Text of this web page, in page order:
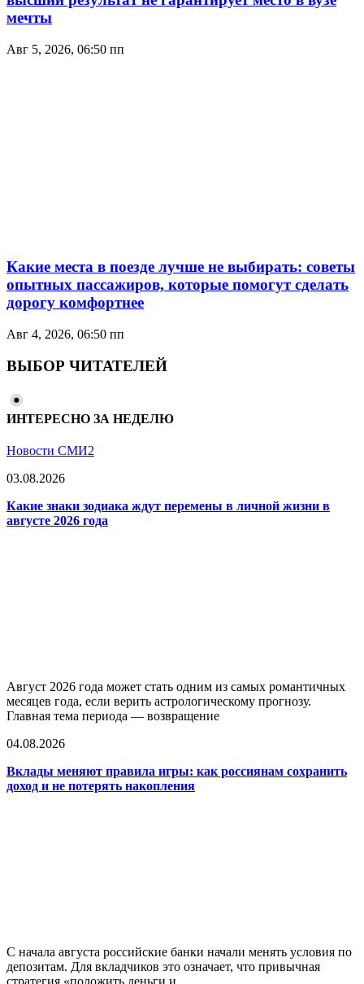
мечты
Авг 5, 2026, 06:50 пп
Какие места в поезде лучше не выбирать: советы
опытных пассажиров, которые помогут сделать
дорогу комфортнее
Авг 4, 2026, 06:50 пп
ВЫБОР ЧИТАТЕЛЕЙ
ИНТЕРЕСНО ЗА НЕДЕЛЮ
Новости СМИ2
03.08.2026
Какие знаки зодиака ждут перемены в личной жизни в
августе 2026 года
Август 2026 года может стать одним из самых романтичных
месяцев года, если верить астрологическому прогнозу.
Главная тема периода — возвращение
04.08.2026
Вклады меняют правила игры: как россиянам сохранить
доход и не потерять накопления
С начала августа российские банки начали менять условия по
депозитам. Для вкладчиков это означает, что привычная